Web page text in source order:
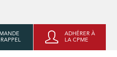
ADHÉRER À
LA CPME